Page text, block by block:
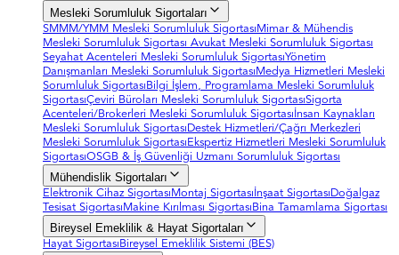
Mesleki Sorumluluk Sigortaları
SMMM/YMM Mesleki Sorumluluk Sigortası Mimar & Mühendis
Mesleki Sorumluluk Sigortası Avukat Mesleki Sorumluluk Sigortası
Seyahat Acenteleri Mesleki Sorumluluk SigortasıYönetim
Danışmanları Mesleki Sorumluluk Sigortası Medya Hizmetleri Mesleki
Sorumluluk Sigortası Bilgi İşlem, Programlama Mesleki Sorumluluk
SigortasıÇeviri Büroları Mesleki Sorumluluk SigortasıSigorta
Acenteleri/Brokerleri Mesleki Sorumluluk Sigortası İnsan Kaynakları
Mesleki Sorumluluk Sigortası Destek Hizmetleri/Çağrı Merkezleri
Mesleki Sorumluluk Sigortası Ekspertiz Hizmetleri Mesleki Sorumluluk
SigortasıOSGB & İş Güvenliği Uzmanı Sorumluluk Sigortası
Mühendislik Sigortaları
Elektronik Cihaz Sigortası Montaj Sigortası İnşaat Sigortası Doğalgaz
Tesisat Sigortası Makine Kırılması Sigortası Bina Tamamlama Sigortası
Bireysel Emeklilik & Hayat Sigortaları
Hayat Sigortası Bireysel Emeklilik Sistemi (BES)